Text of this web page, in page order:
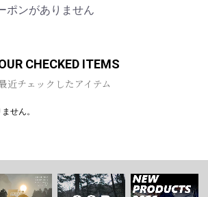
ポンがありません
CHECKED ITEMS
近チェックしたアイテム
せん。